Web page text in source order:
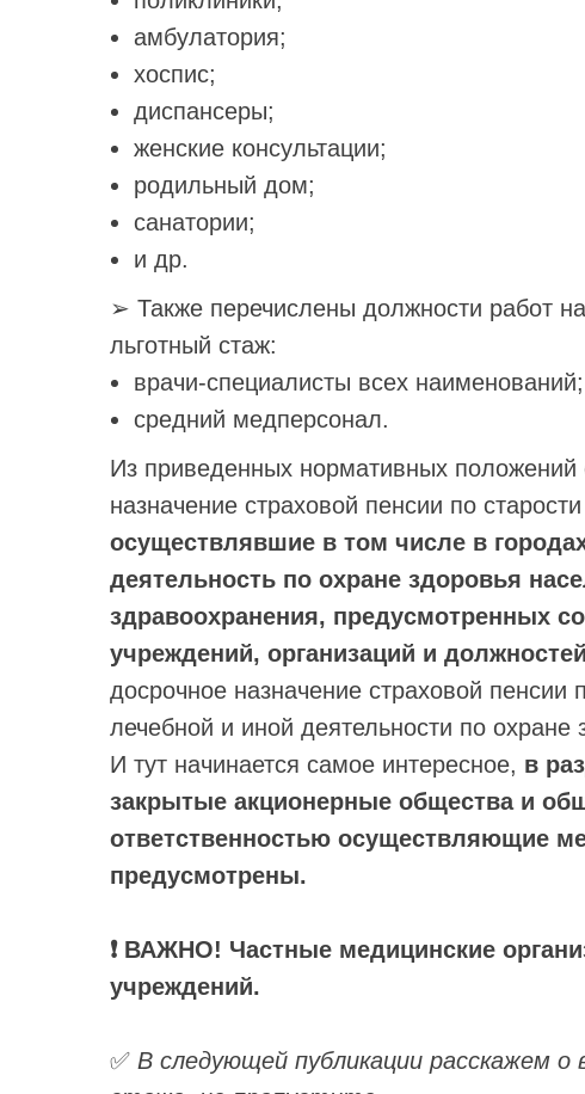
амбулатория;
хоспис;
диспансеры;
женские консультации;
родильный дом;
санатории;
и др.
➢ Также перечислены должности работ
льготный стаж:
врачи-специалисты всех наименований;
средний медперсонал.
Из приведенных нормативных положений
назначение страховой пенсии по
осуществлявшие в том числе в
деятельность по охране здоровья
здравоохранения, предусмотренных
учреждений, организаций и должностей
досрочное назначение страховой пенсии
лечебной и иной деятельности по охране
И тут начинается самое интересное, в
закрытые акционерные общества и
ответственностью осуществляющие
предусмотрены.
❗ ВАЖНО! Частные медицинские
учреждений.
✅ В следующей публикации расскажем о